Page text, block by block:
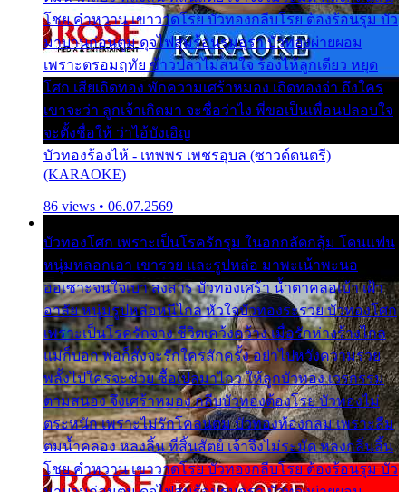
โชย คำหวาน เขาวาดโรย บัวทองกลีบโรย ต้องร้อนรุม บัว
มาบานก่อนตูม ดุจไฟสุมร้อนรุมอุรา บัวทองผ่ายผอม
เพราะตรอมฤทัย ข้าวปลาไม่สนใจ ร้องไห้ลูกเดียว หยุด
โศก เสียเถิดทอง พักความเศร้าหมอง เถิดทองจ๋า ถึงใคร
เขาจะว่า ลูกเจ้าเกิดมา จะชื่อว่าไง พี่ขอเป็นเพื่อนปลอบใจ
จะตั้งชื่อให้ ว่าไอ้บังเอิญ
บัวทองร้องไห้ - เทพพร เพชรอุบล (ซาวด์ดนตรี)
(KARAOKE)
86 views • 06.07.2569
บัวทองโศก เพราะเป็นโรครักรุม ในอกกลัดกลุ้ม โดนแฟน
หนุ่มหลอกเอา เขารวย และรูปหล่อ มาพะเน้าพะนอ
ออเซาะจนใจเบา สงสาร บัวทองเศร้า น้ำตาคลอเบ้า เฝ้า
อาลัย หนุ่มรูปหล่อหนีไกล หัวใจบัวทองระรวย บัวทองโศก
เพราะเป็นโรครักจาง ชีวิตเคว้งคว้าง เมื่อรักห่างร้างไกล
แม่ก็บอก พ่อก็สั่งจะรักใครสักครั้ง อย่าไปหวังความรวย
พลั้งไปใครจะช่วย ซื้อเปลมาไกว ให้ลูกบัวทอง เวรกรรม
ตามสนอง จึงเศร้าหมอง กลีบบัวทองต้องโรย บัวทองไม่
ตระหนัก เพราะไม่รักโคลนตม บัวทองท้องกลม เพราะลืม
ตมน้ำคลอง หลงลิ้น ที่สิ้นสัตย์ เจ้าจึงไม่ระมัด หลงกลิ่นลิ้น
โชย คำหวาน เขาวาดโรย บัวทองกลีบโรย ต้องร้อนรุม บัว